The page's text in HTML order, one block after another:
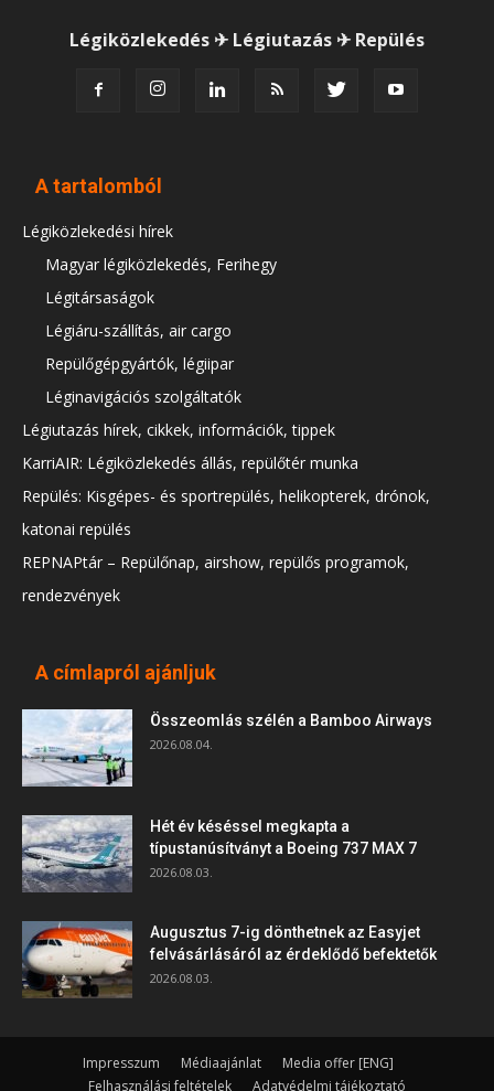
Légiközlekedés ✈ Légiutazás ✈ Repülés
A tartalomból
Légiközlekedési hírek
Magyar légiközlekedés, Ferihegy
Légitársaságok
Légiáru-szállítás, air cargo
Repülőgépgyártók, légiipar
Léginavigációs szolgáltatók
Légiutazás hírek, cikkek, információk, tippek
KarriAIR: Légiközlekedés állás, repülőtér munka
Repülés: Kisgépes- és sportrepülés, helikopterek, drónok,
katonai repülés
REPNAPtár – Repülőnap, airshow, repülős programok,
rendezvények
A címlapról ajánljuk
Összeomlás szélén a Bamboo Airways
2026.08.04.
Hét év késéssel megkapta a
típustanúsítványt a Boeing 737 MAX 7
2026.08.03.
Augusztus 7-ig dönthetnek az Easyjet
felvásárlásáról az érdeklődő befektetők
2026.08.03.
Impresszum Médiaajánlat
Media offer [ENG]
Felhasználási feltételek
Adatvédelmi tájékoztató